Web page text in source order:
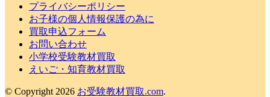
プライバシーポリシー
お子様の個人情報保護の為に
買取申込フォーム
お問い合わせ
小学校受験教材買取
えいご・知育教材買取
© Copyright 2026 お受験教材買取.com.